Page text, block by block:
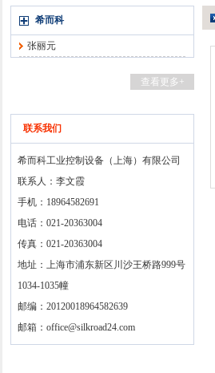
希而科
张丽元
查看更多+
联系我们
希而科工业控制设备（上海）有限公司
联系人：李文霞
手机：18964582691
电话：021-20363004
传真：021-20363004
地址：上海市浦东新区川沙王桥路999号
1034-1035幢
邮编：20120018964582639
邮箱： office@silkroad24.com